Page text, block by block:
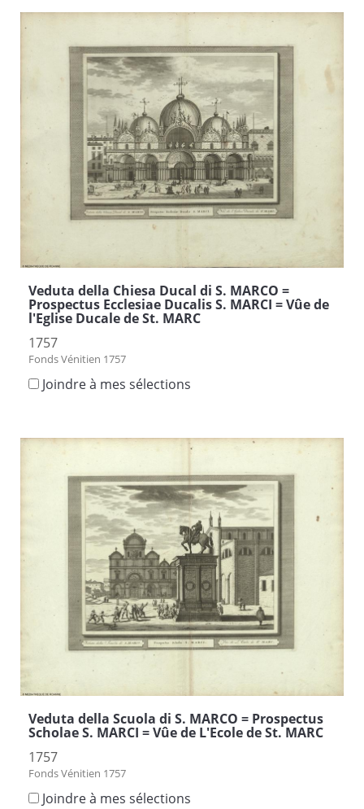
Veduta della Chiesa Ducal di S. MARCO =
Prospectus Ecclesiae Ducalis S. MARCI = Vûe de
l'Eglise Ducale de St. MARC
1757
Fonds Vénitien 1757
Joindre à mes sélections
Veduta della Scuola di S. MARCO = Prospectus
Scholae S. MARCI = Vûe de L'Ecole de St. MARC
1757
Fonds Vénitien 1757
Joindre à mes sélections